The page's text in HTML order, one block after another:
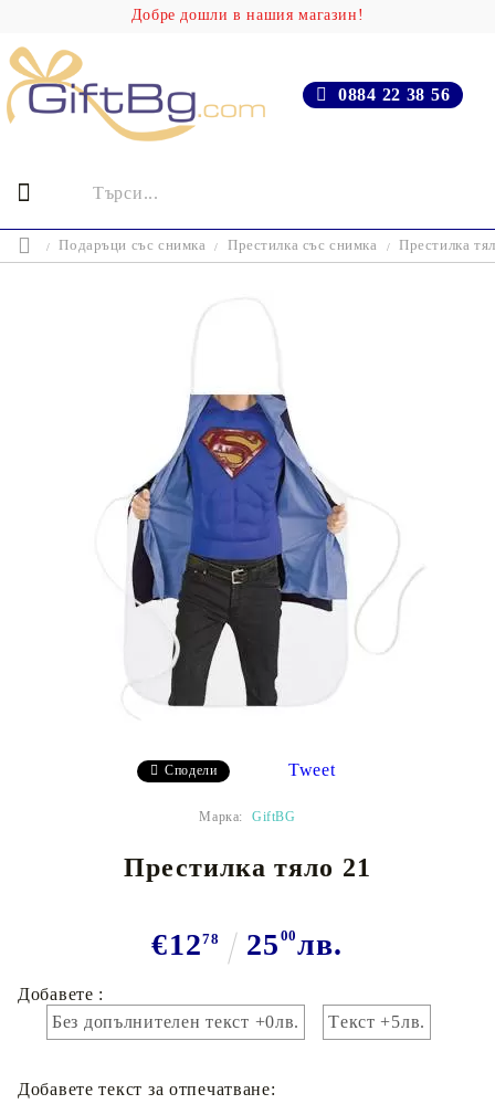
Добре дошли в нашия магазин!
0884 22 38 56
Подаръци със снимка Престилка със снимка Престилка
Сподели Tweet
Марка: GiftBG
Престилка тяло 21
€1278 25 00лв.
Добавете :
Без допълнителен текст +0лв.
Tекст +5лв.
Добавете текст за отпечатване: